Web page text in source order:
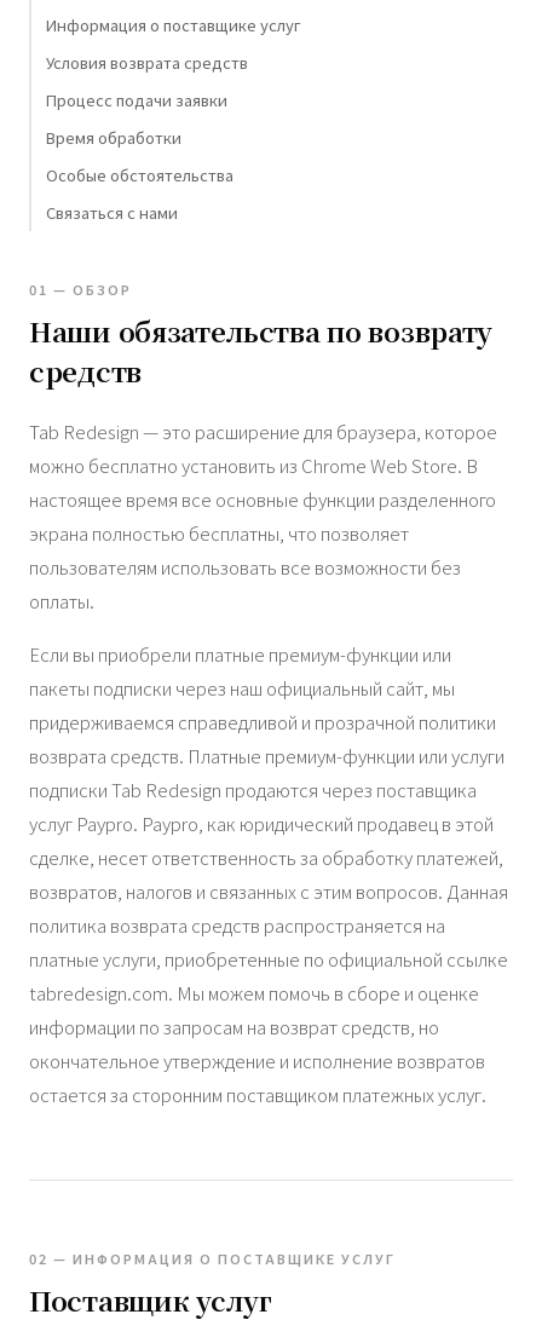
Информация о поставщике услуг
Условия возврата средств
Процесс подачи заявки
Время обработки
Особые обстоятельства
Связаться с нами
01 — ОБЗОР
Наши обязательства по возврату
средств
Tab Redesign — это расширение для браузера, которое
можно бесплатно установить из Chrome Web Store. В
настоящее время все основные функции разделенного
экрана полностью бесплатны, что позволяет
пользователям использовать все возможности без
оплаты.
Если вы приобрели платные премиум-функции или
пакеты подписки через наш официальный сайт, мы
придерживаемся справедливой и прозрачной политики
возврата средств. Платные премиум-функции или услуги
подписки Tab Redesign продаются через поставщика
услуг Paypro. Paypro, как юридический продавец в этой
сделке, несет ответственность за обработку платежей,
возвратов, налогов и связанных с этим вопросов. Данная
политика возврата средств распространяется на
платные услуги, приобретенные по официальной ссылке
tabredesign.com. Мы можем помочь в сборе и оценке
информации по запросам на возврат средств, но
окончательное утверждение и исполнение возвратов
остается за сторонним поставщиком платежных услуг.
02 — ИНФОРМАЦИЯ О ПОСТАВЩИКЕ УСЛУГ
Поставщик услуг